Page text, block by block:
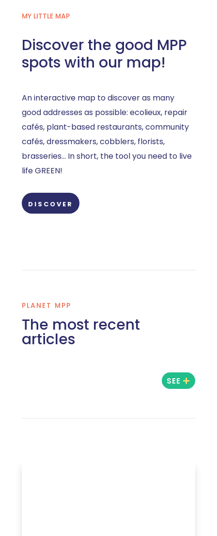
MY LITTLE MAP
Discover the good MPP
spots with our map!
An interactive map to discover as many
good addresses as possible: ecolieux, repair
cafés, plant-based restaurants, community
cafés, dressmakers, cobblers, florists,
brasseries... In short, the tool you need to live
life GREEN!
DISCOVER
PLANET MPP
The most recent
articles
SEE